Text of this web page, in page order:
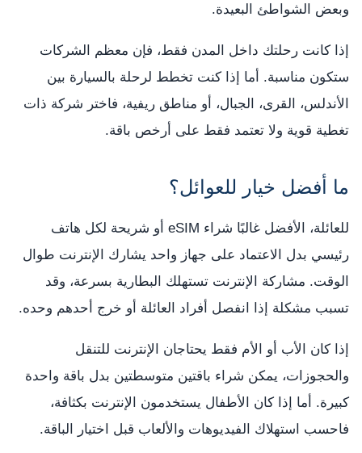
وبعض الشواطئ البعيدة.
إذا كانت رحلتك داخل المدن فقط، فإن معظم الشركات
ستكون مناسبة. أما إذا كنت تخطط لرحلة بالسيارة بين
الأندلس، القرى، الجبال، أو مناطق ريفية، فاختر شركة ذات
تغطية قوية ولا تعتمد فقط على أرخص باقة.
ما أفضل خيار للعوائل؟
للعائلة، الأفضل غالبًا شراء eSIM أو شريحة لكل هاتف
رئيسي بدل الاعتماد على جهاز واحد يشارك الإنترنت طوال
الوقت. مشاركة الإنترنت تستهلك البطارية بسرعة، وقد
تسبب مشكلة إذا انفصل أفراد العائلة أو خرج أحدهم وحده.
إذا كان الأب أو الأم فقط يحتاجان الإنترنت للتنقل
والحجوزات، يمكن شراء باقتين متوسطتين بدل باقة واحدة
كبيرة. أما إذا كان الأطفال يستخدمون الإنترنت بكثافة،
فاحسب استهلاك الفيديوهات والألعاب قبل اختيار الباقة.